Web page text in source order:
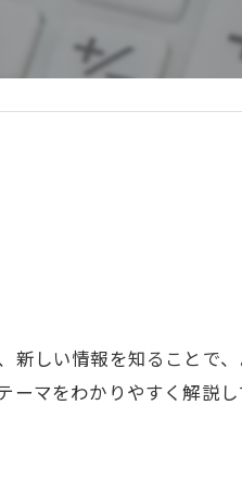
新しい情報を知ることで
ーマをわかりやすく解説